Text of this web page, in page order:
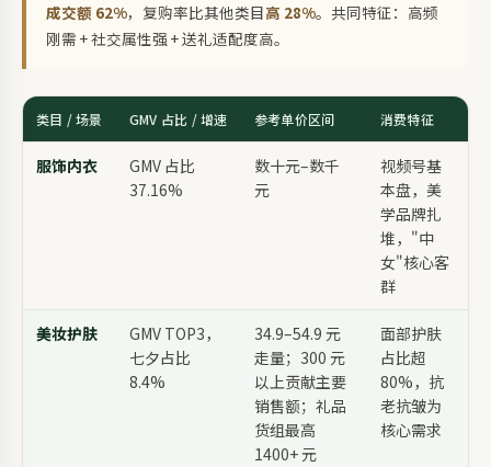
成交额 62%，复购率比其他类目高 28%。共同特征：高频
刚需 + 社交属性强 + 送礼适配度高。
类目 / 场景 GMV 占比 / 增速 参考单价区间 消费特征
服饰内衣
GMV 占比
37.16%
数十元–数千
元
视频号基
本盘，美
学品牌扎
堆，"中
女"核心客
群
美妆护肤
GMV TOP3，
七夕占比
8.4%
34.9–54.9 元
走量；300 元
以上贡献主要
销售额；礼品
货组最高
1400+ 元
面部护肤
占比超
80%，抗
老抗皱为
核心需求